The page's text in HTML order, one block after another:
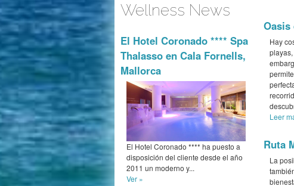
Wellness News
El Hotel Coronado **** Spa
Thalasso en Cala Fornells,
Mallorca
El Hotel Coronado **** ha puesto a
disposición del cliente desde el año
2011 un moderno y...
Ver »
Oasis
Hay
Leer
Ruta
La